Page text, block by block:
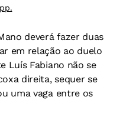
deverá fazer duas
em relação ao duelo
Luís Fabiano não se
direita, sequer se
uma vaga entre os